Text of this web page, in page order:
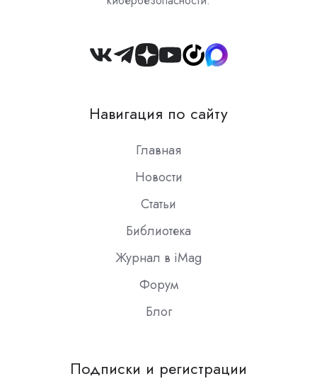
Join
Slack
Навигация по сайту
Главная
Новости
Статьи
Библиотека
Журнал в iMag
Форум
Блог
Подписки и регистрации